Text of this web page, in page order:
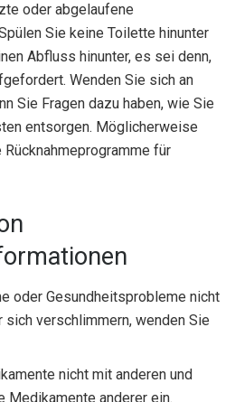
oder abgelaufene
Sie keine Toilette hinunter
Abfluss hinunter, es sei denn,
Wenden Sie sich an
Sie Fragen dazu haben, wie Sie
entsorgen. Möglicherweise
für
oder Gesundheitsprobleme nicht
verschlimmern, wenden Sie
nicht mit anderen und
Medikamente anderer ein.